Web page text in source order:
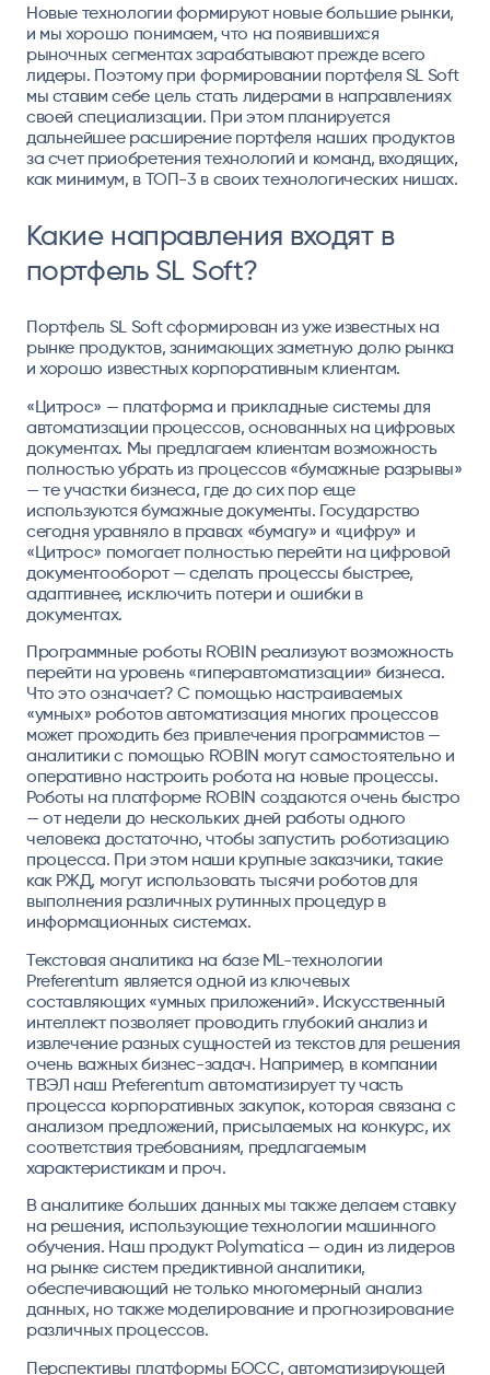
Новые технологии формируют новые большие рынки,
и мы хорошо понимаем, что на появившихся
рыночных сегментах зарабатывают прежде всего
лидеры. Поэтому при формировании портфеля SL Soft
мы ставим себе цель стать лидерами в направлениях
своей специализации. При этом планируется
дальнейшее расширение портфеля наших продуктов
за счет приобретения технологий и команд, входящих,
как минимум, в ТОП-3 в своих технологических нишах.
Какие направления входят в
портфель SL Soft?
Портфель SL Soft сформирован из уже известных на
рынке продуктов, занимающих заметную долю рынка
и хорошо известных корпоративным клиентам.
«Цитрос» — платформа и прикладные системы для
автоматизации процессов, основанных на цифровых
документах. Мы предлагаем клиентам возможность
полностью убрать из процессов «бумажные разрывы»
— те участки бизнеса, где до сих пор еще
используются бумажные документы. Государство
сегодня уравняло в правах «бумагу» и «цифру» и
«Цитрос» помогает полностью перейти на цифровой
документооборот — сделать процессы быстрее,
адаптивнее, исключить потери и ошибки в
документах.
Программные роботы ROBIN реализуют возможность
перейти на уровень «гиперавтоматизации» бизнеса.
Что это означает? С помощью настраиваемых
«умных» роботов автоматизация многих процессов
может проходить без привлечения программистов —
аналитики с помощью ROBIN могут самостоятельно и
оперативно настроить робота на новые процессы.
Роботы на платформе ROBIN создаются очень быстро
— от недели до нескольких дней работы одного
человека достаточно, чтобы запустить роботизацию
процесса. При этом наши крупные заказчики, такие
как РЖД, могут использовать тысячи роботов для
выполнения различных рутинных процедур в
информационных системах.
Текстовая аналитика на базе ML-технологии
Preferentum является одной из ключевых
составляющих «умных приложений». Искусственный
интеллект позволяет проводить глубокий анализ и
извлечение разных сущностей из текстов для решения
очень важных бизнес-задач. Например, в компании
ТВЭЛ наш Preferentum автоматизирует ту часть
процесса корпоративных закупок, которая связана с
анализом предложений, присылаемых на конкурс, их
соответствия требованиям, предлагаемым
характеристикам и проч.
В аналитике больших данных мы также делаем ставку
на решения, использующие технологии машинного
обучения. Наш продукт Polymatica — один из лидеров
на рынке систем предиктивной аналитики,
обеспечивающий не только многомерный анализ
данных, но также моделирование и прогнозирование
различных процессов.
Перспективы платформы БОСС, автоматизирующей